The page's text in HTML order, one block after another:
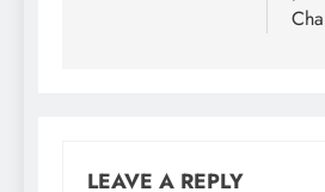
LEAVE A REPLY